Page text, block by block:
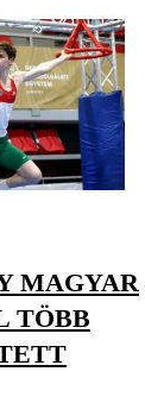
MAGYAR
TÖBB